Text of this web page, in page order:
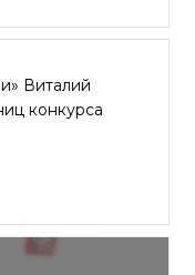
Виталий
конкурса